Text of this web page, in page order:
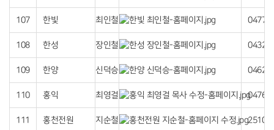
107 한빛 최인철 04778
108 한성 장인철 04324
109 한양 신덕승 04629
110 홍익 최영걸 04761
111 홍천전원 지순철 25104